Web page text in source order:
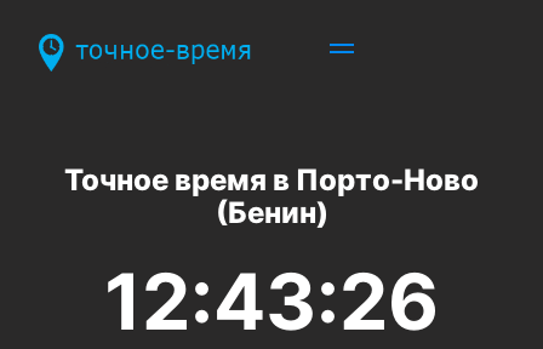
Точное время в Порто-Ново
(Бенин)
12:43:26